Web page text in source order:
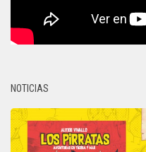
NOTICIAS